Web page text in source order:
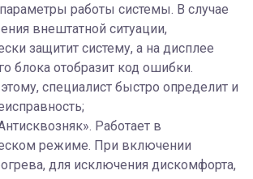
работы системы. В случае
внештатной ситуации,
защитит систему, а на дисплее
блока отобразит код ошибки.
специалист быстро определит и
Работает в
режиме. При включении
для исключения дискомфорта,